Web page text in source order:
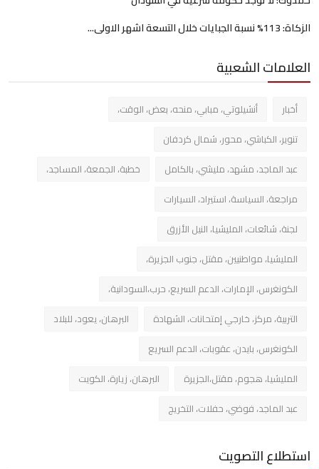
الزكاة: 113% نسبة الجبايات خلال التسعة اشهر الاولى...
العلامات الشعبية
أخبار
أنشيلوتي، مبابي، منحه، بعض، الوقت،
تنوير، الكباشي، محور، شمال كردفان
عبد الماجد، مشهد، مليشي، بالكامل
خطبة، الجمعة، المساجد،
مراجعة، السياسة، استيراد، السيارات
لجنة، شائعات، المليشيا، النيل الأزرق
المليشيا، مواطنيين، مقتل، جنوب الجزيرة،
الكونغرس، الإمارات، الدعم السريع، حرب،السودانية،
التربية، مركز، خارجي إمتحانات، الشهادة
البرهان، يعود، للبلاد
الكونغرس، بايدن، عقوبات، الدعم السريع
المليشيا، هجوم، مقتل،الجزيرة
البرهان، زيارة، الكويت
عبد الماجد، فوضي، حفلات، التخريج
استطلاع التصويت